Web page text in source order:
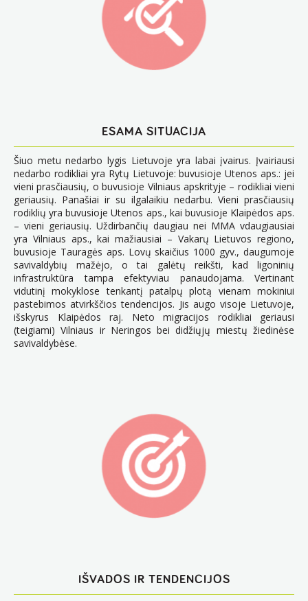
ESAMA SITUACIJA
Šiuo metu nedarbo lygis Lietuvoje yra labai įvairus. Įvairiausi
nedarbo rodikliai yra Rytų Lietuvoje: buvusioje Utenos aps.: jei
vieni prasčiausių, o buvusioje Vilniaus apskrityje – rodikliai vieni
geriausių. Panašiai ir su ilgalaikiu nedarbu. Vieni prasčiausių
rodiklių yra buvusioje Utenos aps., kai buvusioje Klaipėdos aps.
– vieni geriausių. Uždirbančių daugiau nei MMA vdaugiausiai
yra Vilniaus aps., kai mažiausiai – Vakarų Lietuvos regiono,
buvusioje Tauragės aps. Lovų skaičius 1000 gyv., daugumoje
savivaldybių mažėjo, o tai galėtų reikšti, kad ligoninių
infrastruktūra tampa efektyviau panaudojama. Vertinant
vidutinį mokyklose tenkantį patalpų plotą vienam mokiniui
pastebimos atvirkščios tendencijos. Jis augo visoje Lietuvoje,
išskyrus Klaipėdos raj. Neto migracijos rodikliai geriausi
(teigiami) Vilniaus ir Neringos bei didžiųjų miestų žiedinėse
savivaldybėse.
IŠVADOS IR TENDENCIJOS